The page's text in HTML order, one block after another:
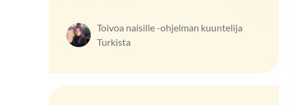
Toivoa naisille -ohjelman kuuntelija
Turkista